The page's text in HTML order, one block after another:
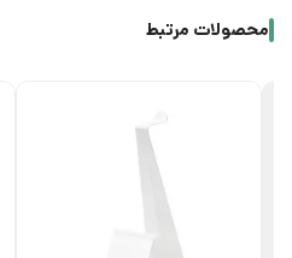
محصولات مرتبط